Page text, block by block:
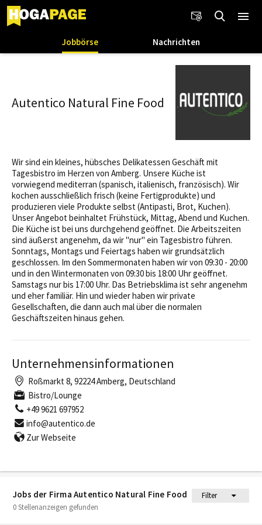
Jobbörse Nachrichten
Jobs der Firma Autentico Natural Fine Food
Filter
0 Stellenanzeigen gefunden
Autentico Natural Fine Food
Wir sind ein kleines, hübsches Delikatessen Geschäft mit
Tagesbistro im Herzen von Amberg. Unsere Küche ist
vorwiegend mediterran (spanisch, italienisch, französisch). Wir
kochen ausschließlich frisch (keine Fertigprodukte) und
produzieren viele Produkte selbst (Antipasti, Brot, Kuchen).
Unser Angebot beinhaltet Frühstück, Mittag, Abend und Kuchen.
Die Küche ist bei uns durchgehend geöffnet. Die Arbeitszeiten
sind äußerst angenehm, da wir "nur" ein Tagesbistro führen.
Sonntags, Montags und Feiertags haben wir grundsätzlich
geschlossen. Im den Sommermonaten haben wir von 09:30 - 20:00
und in den Wintermonaten von 09:30 bis 18:00 Uhr geöffnet.
Samstags nur bis 17:00 Uhr. Das Betriebsklima ist sehr angenehm
und eher familiär. Hin und wieder haben wir private
Gesellschaften, die dann auch mal über die normalen
Geschäftszeiten hinaus gehen.
Unternehmensinformationen
Roßmarkt 8, 92224 Amberg, Deutschland
Bistro/Lounge
+49 9621 697952
info@autentico.de
Zur Webseite